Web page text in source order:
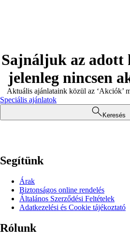
Sajnáljuk az adott
jelenleg nincsen
Aktuális ajánlataink közül az ‘Akciók’
Speciális ajánlatok
Keresés
Segítünk
Árak
Biztonságos online rendelés
Általános Szerződési Feltételek
Adatkezelési és Cookie tájékoztató
Rólunk